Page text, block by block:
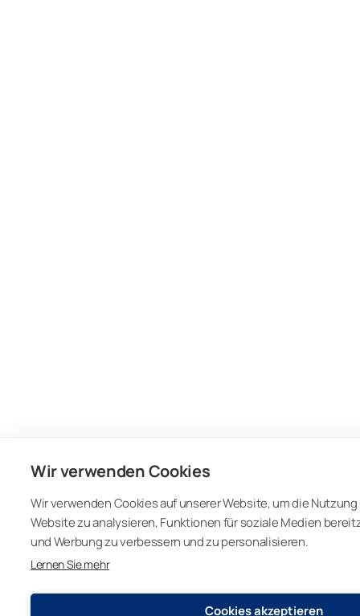
Wir verwenden Cookies
Wir verwenden Cookies auf unserer Website, um die
Website zu analysieren, Funktionen für soziale Medien
und Werbung zu verbessern und zu personalisieren.
Lernen Sie mehr
Cookies akzeptieren